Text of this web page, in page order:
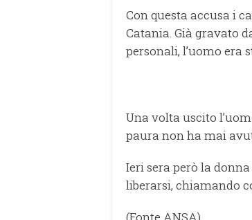
Con questa accusa i
Catania. Già gravato
personali, l’uomo era
Una volta uscito
paura non ha mai
Ieri sera però la
liberarsi, chiamando